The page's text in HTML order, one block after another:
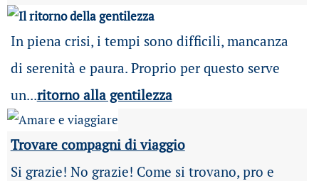
In piena crisi, i tempi sono difficili, mancanza
di serenità e paura. Proprio per questo serve
un...ritorno alla gentilezza
Trovare compagni di viaggio
Si grazie! No grazie! Come si trovano, pro e